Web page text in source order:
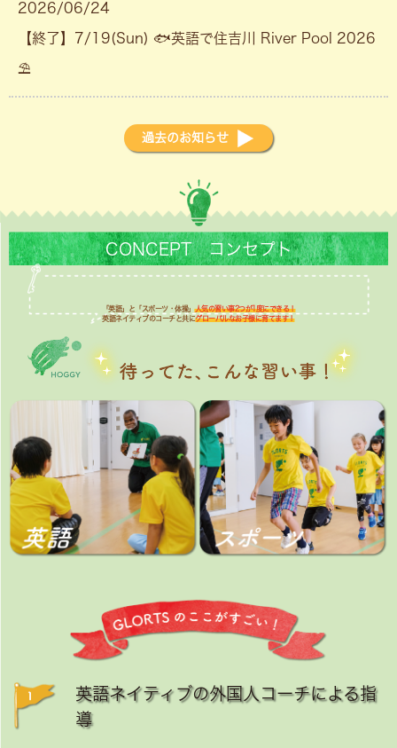
2026/06/24
【終了】7/19(Sun) 🐟英語で住吉川 River Pool 2026
⛱
過去のお知らせ
CONCEPT コンセプト
「英語」と「スポーツ・体操」人気の習い事2つが1度にできる！
英語ネイティブのコーチと共にグローバルなお子様に育てます！
英語ネイティブの外国人コーチによる指
導